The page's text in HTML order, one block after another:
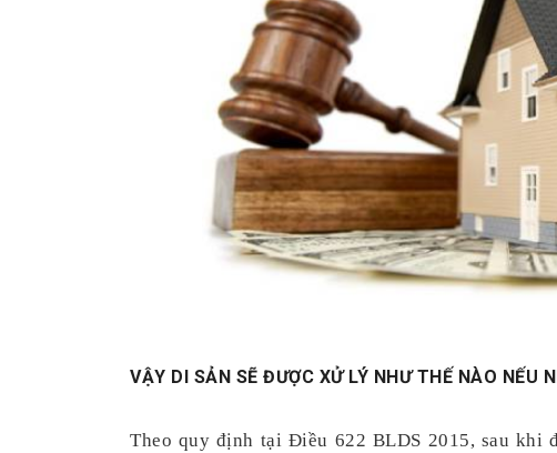
VẬY DI SẢN SẼ ĐƯỢC XỬ LÝ NHƯ THẾ NÀO NẾU
Theo quy định tại Điều 622 BLDS 2015, sau khi